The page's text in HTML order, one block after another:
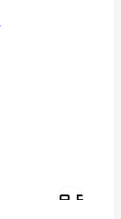
VISTA